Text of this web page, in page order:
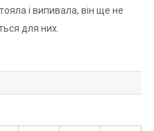
і випивала, він ще не
для них.